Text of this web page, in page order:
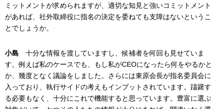
ミットメントが求められますが、適切な知見と強いコミットメント
があれば、社外取締役に指名の決定を委ねても支障はないというこ
とでしょうか。
小島 十分な情報を渡していますし、候補者を何回も見せていま
す。例えば私のケースでも、もし私がCEOになったら何をやるかと
か、幾度となく議論をしました。さらには東原会長が指名委員会に
入っており、執行サイドの考えもインプットされています。躊躇す
る必要もなく、十分にこれで機能すると思っています。豊富に選ぶ